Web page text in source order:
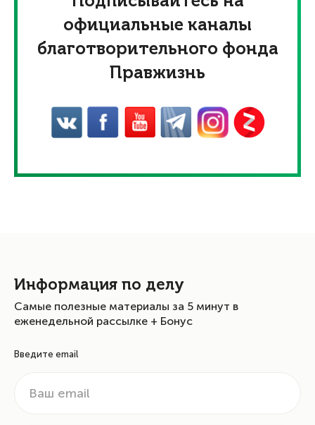
официальные каналы
благотворительного фонда
Правжизнь
Информация по делу
Самые полезные материалы за 5 минут в
еженедельной рассылке + Бонус
Введите email